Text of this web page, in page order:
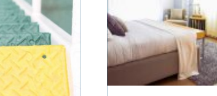
kan fastighetsägare i
Göteborg ...